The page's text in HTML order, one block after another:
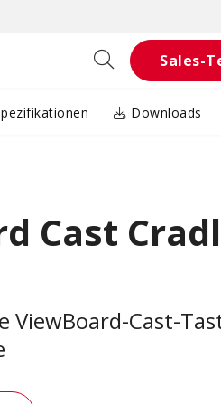
Sales-
Downloads
Cast
ViewBoard-Cast-